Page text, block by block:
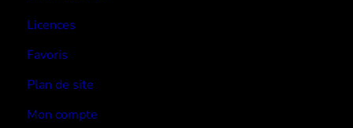
Licences
Favoris
Plan de site
Mon compte